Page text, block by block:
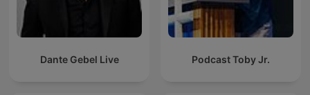
Dante Gebel Live Podcast Toby Jr.